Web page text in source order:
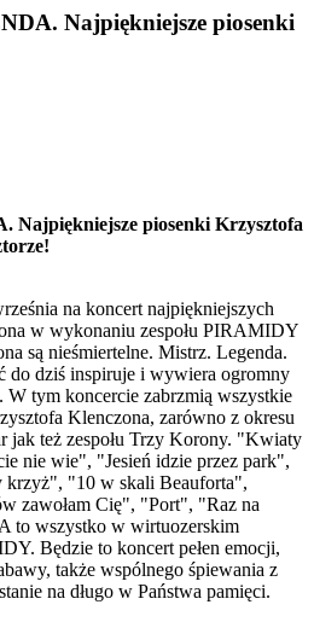
Najpiękniejsze piosenki
piosenki Krzysztofa
na koncert najpiękniejszych
w wykonaniu zespołu PIRAMIDY
są nieśmiertelne. Mistrz. Legenda.
do dziś inspiruje i wywiera ogromny
W tym koncercie zabrzmią wszystkie
Klenczona, zarówno z okresu
jak też zespołu Trzy Korony. "Kwiaty
nie wie", "Jesień idzie przez park",
krzyż", "10 w skali Beauforta",
zawołam Cię", "Port", "Raz na
to wszystko w wirtuozerskim
Będzie to koncert pełen emocji,
także wspólnego śpiewania z
na długo w Państwa pamięci.